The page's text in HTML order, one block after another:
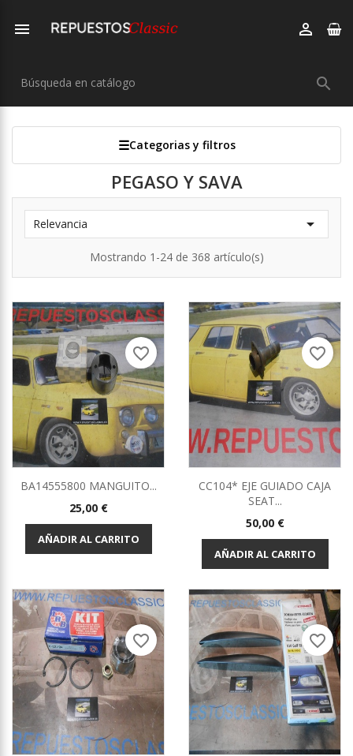
 

Categorias y filtros
PEGASO Y SAVA
Relevancia 
Mostrando 1-24 de 368 artículo(s)
BA14555800 MANGUITO...
Precio
25,00 €
AÑADIR AL CARRITO
favorite_border
CC104* EJE GUIADO CAJA
SEAT...
Precio
50,00 €
AÑADIR AL CARRITO
favorite_border
favorite_border favorite_border